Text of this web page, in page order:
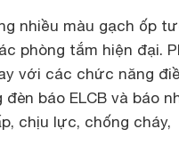
nhiều màu gạch ốp
phòng tắm hiện đại.
với các chức năng
báo ELCB và báo
chịu lực, chống cháy,